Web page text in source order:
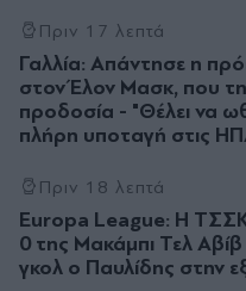
Πριν 17 λεπτά
Γαλλία: Απάντησε η
στον Έλον Μασκ, που
προδοσία - "Θέλει να
πλήρη υποταγή στις
Πριν 18 λεπτά
Europa League: Η
0 της Μακάμπι Τελ
γκολ ο Παυλίδης στην